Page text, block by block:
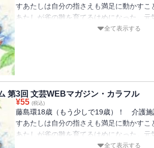
すあたしは自分の指さえも満足に動かすこ
あたしが雀の雛を育てるはめになった。元
全て表示する
第3回 文芸WEBマガジン・カラフル
¥55 (税込)
藤島環18歳（もう少しで19歳）！ 介護施
すあたしは自分の指さえも満足に動かすこ
あたしが雀の雛を育てるはめになった。元
全て表示する